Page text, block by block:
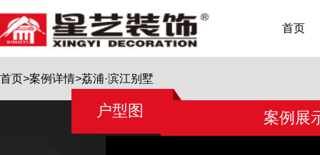
首页
首页>案例详情>荔浦·滨江别墅
户型图 案例展